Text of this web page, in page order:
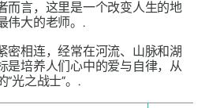
而言，这里是一个改变人生的地
伟大的老师。.
密相连，经常在河流、山脉和湖
是培养人们心中的爱与自律，从
光之战士”。.